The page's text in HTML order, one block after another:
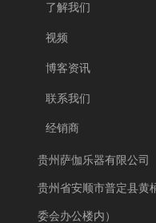
了解我们
视频
博客资讯
联系我们
经销商
贵州萨伽乐器有限公司
贵州省安顺市普定县黄
委会办公楼内）